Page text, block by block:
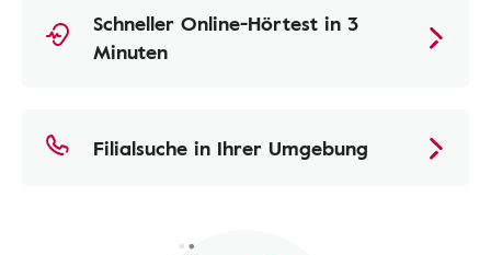
Schneller Online-Hörtest in 3
Minuten
Filialsuche in Ihrer Umgebung